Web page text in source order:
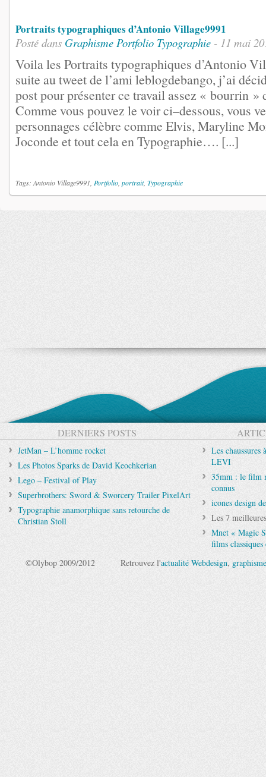
Portraits typographiques d’Antonio Village9991
Posté dans Graphisme Portfolio Typographie - 11 mai
Voila les Portraits typographiques d’Antonio
suite au tweet de l’ami leblogdebango, j’ai
post pour présenter ce travail assez « bourrin »
Comme vous pouvez le voir ci–dessous, vous
personnages célèbre comme Elvis, Maryline
Joconde et tout cela en Typographie…. [...]
Tags: Antonio Village9991, Portfolio portrait, Typographie
DERNIERS POSTS
JetMan – L’homme rocket
Les Photos Sparks de David Keochkerian
Lego – Festival of Play
Superbrothers: Sword & Sworcery Trailer PixelArt
Typographie anamorphique sans retourche de
Christian Stoll
Les chaussures
LEVI
35mm : le film
connus
icones design
Les 7
Mnet « Magic
films classiques
©Olybop 2009/2012
Retrouvez l'actualité Webdesign, graphisme